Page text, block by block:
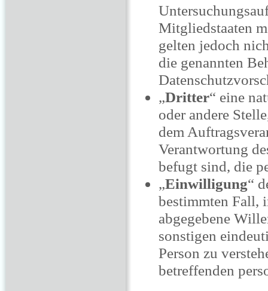
Mitgliedstaaten
gelten jedoch
die genannten
„Dritter“ eine
oder andere
dem
Verantwortung
befugt sind, die
„Einwilligung“
bestimmten Fall,
abgegebene
sonstigen
Person zu
betreffenden